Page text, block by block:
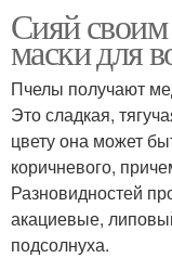
Сияй
маски для
Пчелы получают
Это сладкая,
цвету она может
коричневого,
Разновидностей
акациевые,
подсолнуха.